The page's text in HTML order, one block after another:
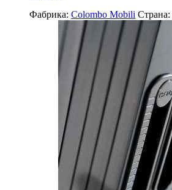
Фабрика: Colombo Mobili Страна: